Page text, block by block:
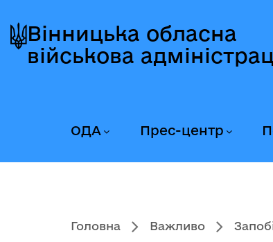
до
головного
до
головного
вмісту
до
головного
колонтитула
Вінницька обласна
військова
ОДА Прес-центр
Головна Важливо